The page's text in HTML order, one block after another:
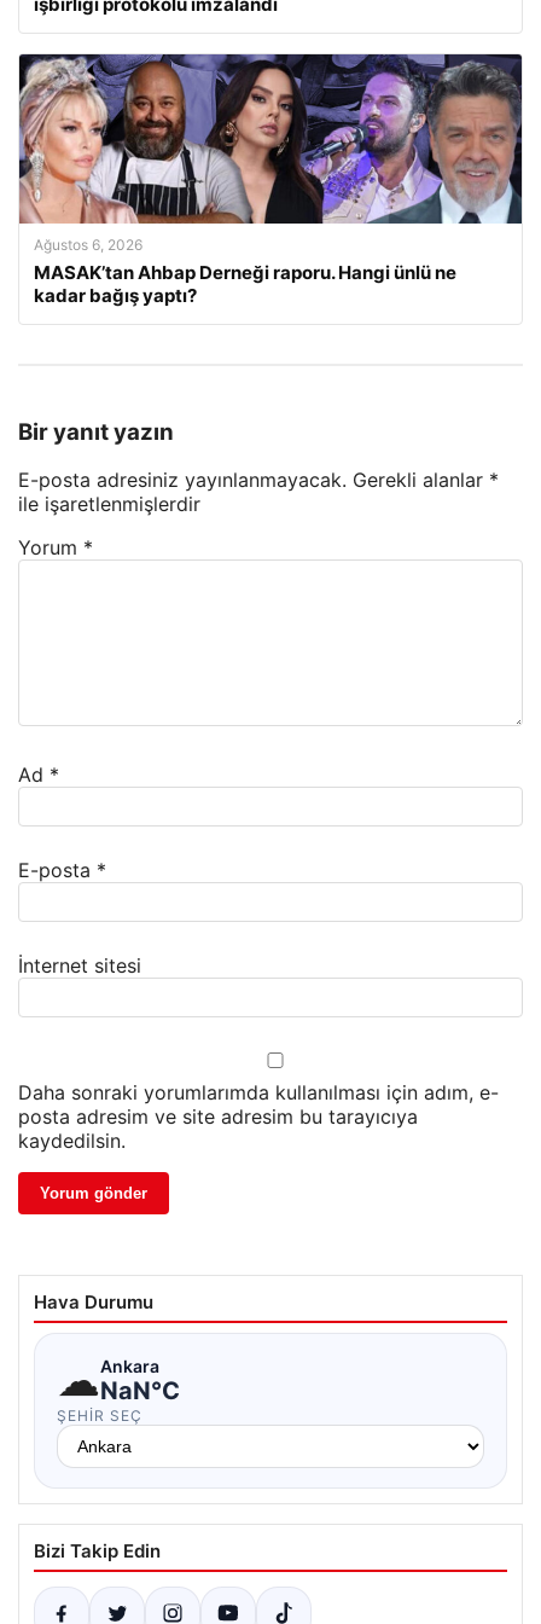
Ağustos 6, 2026
MASAK’tan Ahbap Derneği raporu. Hangi ünlü ne
kadar bağış yaptı?
Bir yanıt yazın
E-posta adresiniz yayınlanmayacak. Gerekli alanlar *
ile işaretlenmişlerdir
Yorum *
Ad *
E-posta *
İnternet sitesi
Daha sonraki yorumlarımda kullanılması için adım, e-
posta adresim ve site adresim bu tarayıcıya
kaydedilsin.
Hava Durumu
☁Ankara
NaN°C
ŞEHIR SEÇ
Bizi Takip Edin